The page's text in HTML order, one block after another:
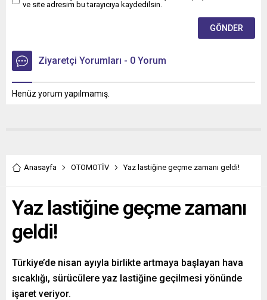
ve site adresim bu tarayıcıya kaydedilsin.
Ziyaretçi Yorumları - 0 Yorum
Henüz yorum yapılmamış.
Anasayfa OTOMOTİV Yaz lastiğine geçme zamanı geldi!
Yaz lastiğine geçme zamanı
geldi!
Türkiye’de nisan ayıyla birlikte artmaya başlayan hava
sıcaklığı, sürücülere yaz lastiğine geçilmesi yönünde
işaret veriyor.